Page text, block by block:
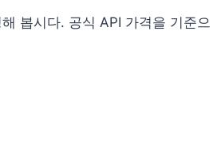
봅시다. 공식 API 가격을 기준으